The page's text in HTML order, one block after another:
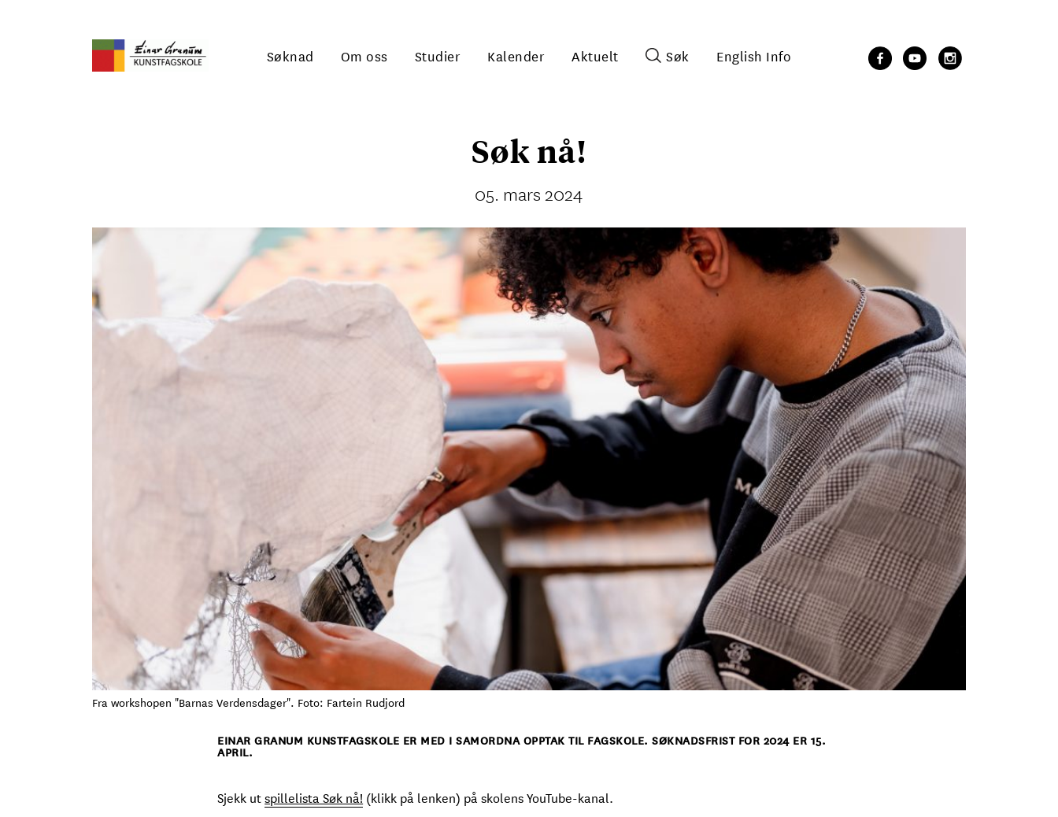
Søknad Om oss Studier Kalender Aktuelt Søk English Info
Søk nå!
05. mars 2024
Fra workshopen "Barnas Verdensdager". Foto: Fartein Rudjord
EINAR GRANUM KUNSTFAGSKOLE ER MED I SAMORDNA OPPTAK TIL FAGSKOLE. SØKNADSFRIST FOR 2024 ER 15.
APRIL.
Sjekk utspillelista Søk nå! (klikk på lenken) på skolens YouTube-kanal.